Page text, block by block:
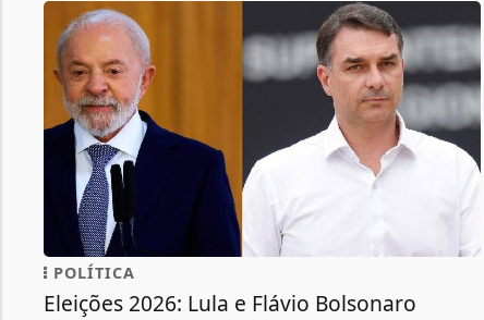
POLÍTICA
Eleições 2026: Lula e Flávio Bolsonaro